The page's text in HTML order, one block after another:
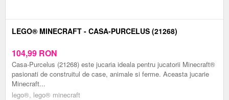
LEGO® MINECRAFT - CASA-PURCELUS (21268)
104,99 RON
Casa-Purcelus (21268) este jucaria ideala pentru jucatorii Minecraft®
pasionati de construitul de case, animale si ferme. Aceasta jucarie
Minecraft...
lego®, lego® minecraft